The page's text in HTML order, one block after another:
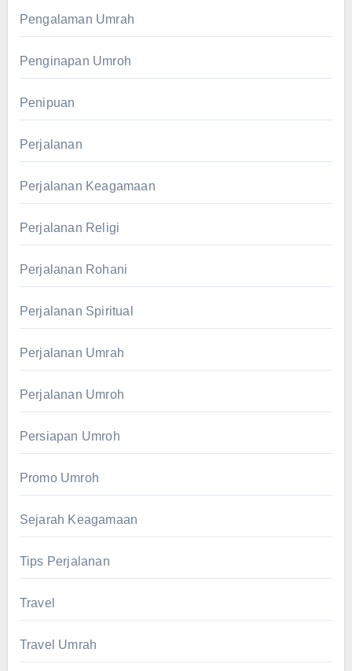
Pengalaman Umrah
Penginapan Umroh
Penipuan
Perjalanan
Perjalanan Keagamaan
Perjalanan Religi
Perjalanan Rohani
Perjalanan Spiritual
Perjalanan Umrah
Perjalanan Umroh
Persiapan Umroh
Promo Umroh
Sejarah Keagamaan
Tips Perjalanan
Travel
Travel Umrah